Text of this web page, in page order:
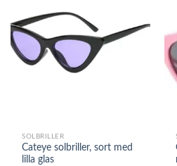
SOLBRILLER
Cateye solbriller, sort med
lilla glas